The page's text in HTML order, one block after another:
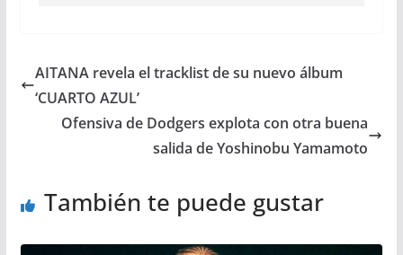
AITANA revela el tracklist de su nuevo álbum
‘CUARTO AZUL’
Ofensiva de Dodgers explota con otra buena
salida de Yoshinobu Yamamoto
También te puede gustar